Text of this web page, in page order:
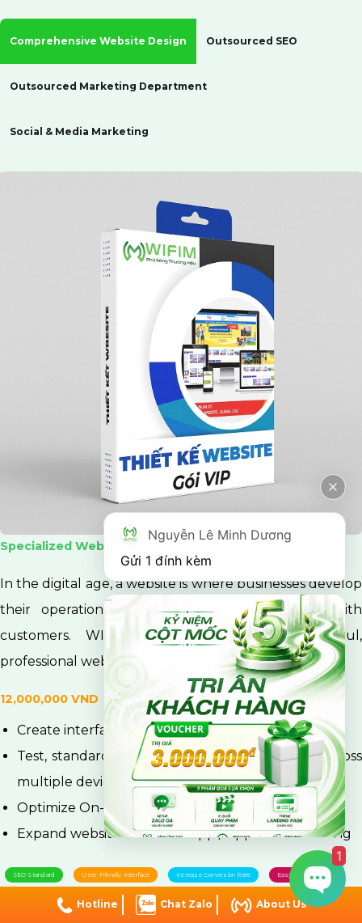
Comprehensive Website Design Outsourced SEO
Outsourced Marketing Department
Social & Media Marketing
Specialized Website Design
In the digital age, a website is where businesses develop
their operations, affirm their brand credibility with
customers. WIFIM helps you own a beautiful,
professional website, SEO standard.
12,000,000 VND Schedule Consultation
Create interfaces with strong corporate style
Test, standardize SEO and Responsive criteria across
multiple devices
Optimize On-site Experience in every detail
Expand website with Web App / App and Marketing
SEO Standard User-Friendly Interface Increase Conversion Rate Easy To Operate
Hotline Chat Zalo About Us
Nguyễn Lê Minh Dương
Gửi 1 đính kèm
1